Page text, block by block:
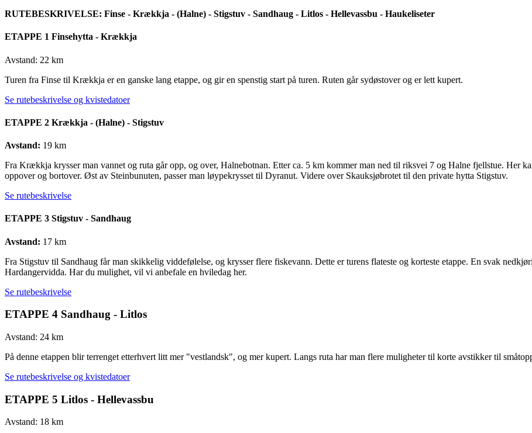
RUTEBESKRIVELSE: Finse - Krækkja - (Halne) - Stigstuv - Sandhaug - Litlos - Hellevassbu - Haukeliseter
ETAPPE 1 Finsehytta - Krækkja
Avstand: 22 km
Turen fra Finse til Krækkja er en ganske lang etappe, og gir en spenstig start på turen. Ruten går sydøstover og er lett kupert.
Se rutebeskrivelse og kvistedatoer
ETAPPE 2 Krækkja - (Halne) - Stigstuv
Avstand: 19 km
Fra Krækkja krysser man vannet og ruta går opp, og over, Halnebotnan. Etter ca. 5 km kommer man ned til riksvei 7 og Halne fjellstue. Her
oppover og bortover. Øst av Steinbunuten, passer man løypekrysset til Dyranut. Videre over Skauksjøbrotet til den private hytta Stigstuv.
Se rutebeskrivelse
ETAPPE 3 Stigstuv - Sandhaug
Avstand: 17 km
Fra Stigstuv til Sandhaug får man skikkelig viddefølelse, og krysser flere fiskevann. Dette er turens flateste og korteste etappe. En svak
Hardangervidda. Har du mulighet, vil vi anbefale en hviledag her.
Se rutebeskrivelse
ETAPPE 4 Sandhaug - Litlos
Avstand: 24 km
På denne etappen blir terrenget etterhvert litt mer "vestlandsk", og mer kupert. Langs ruta har man flere muligheter til korte avstikker til
Se rutebeskrivelse og kvistedatoer
ETAPPE 5 Litlos - Hellevassbu
Avstand: 18 km